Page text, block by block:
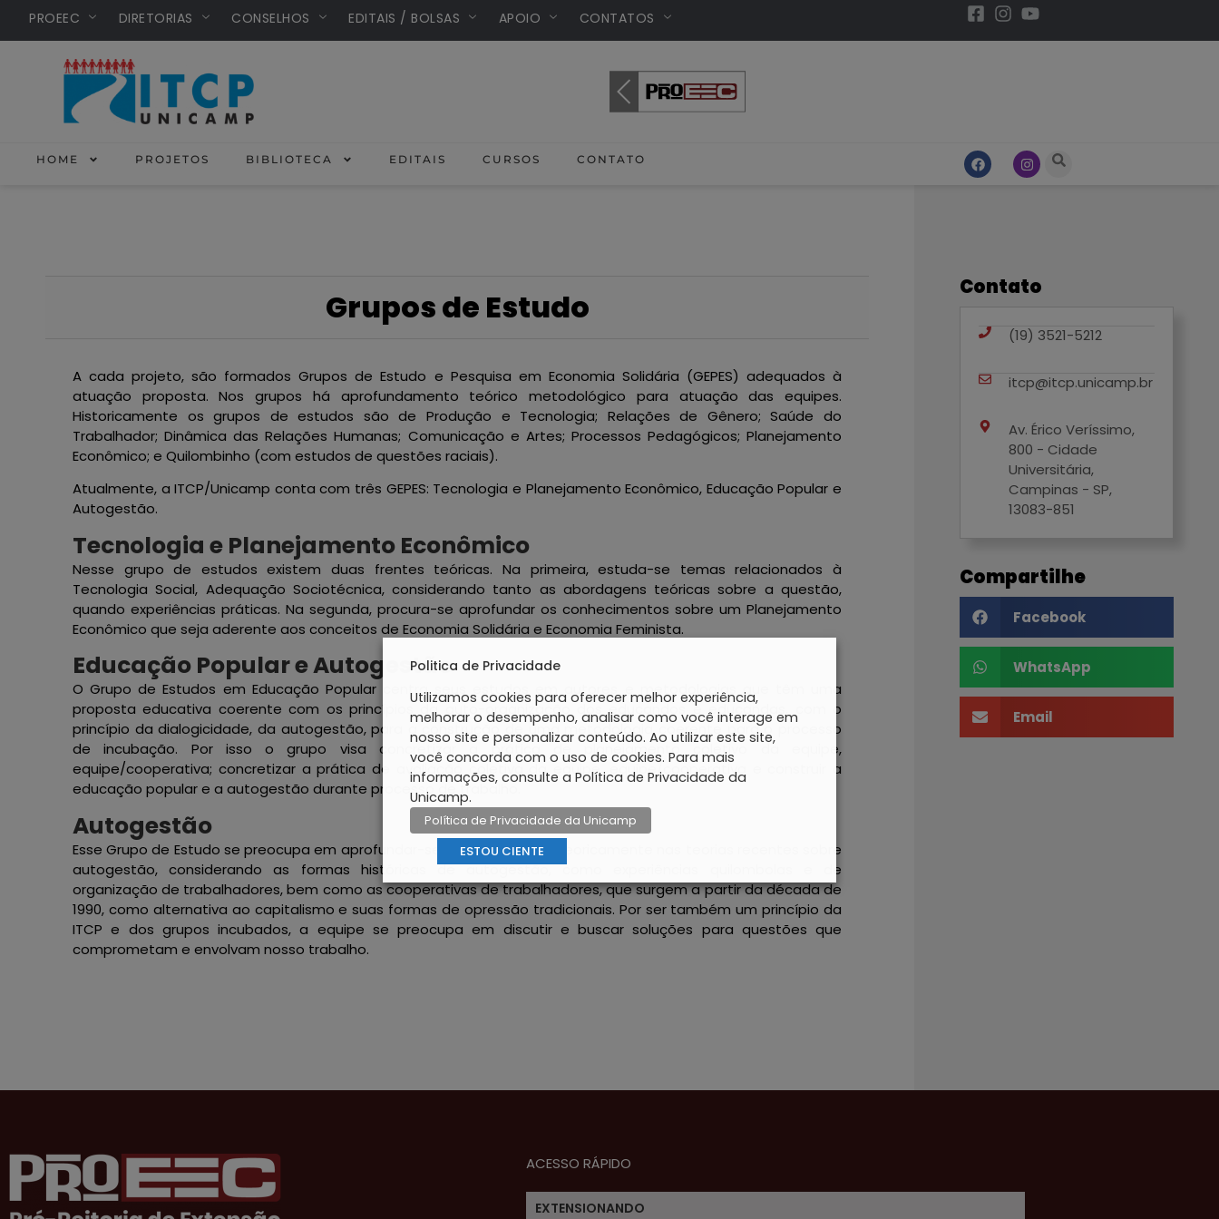
PROEEC DIRETORIAS CONSELHOS EDITAIS / BOLSAS APOIO CONTATOS
HOME PROJETOS BIBLIOTECA EDITAIS CURSOS CONTATO
Grupos de Estudo
A cada projeto, são formados Grupos de Estudo e Pesquisa em Economia Solidária (GEPES) adequados à
atuação proposta. Nos grupos há aprofundamento teórico metodológico para atuação das equipes.
Historicamente os grupos de estudos são de Produção e Tecnologia; Relações de Gênero; Saúde do
Trabalhador; Dinâmica das Relações Humanas; Comunicação e Artes; Processos Pedagógicos; Planejamento
Econômico; e Quilombinho (com estudos de questões raciais).
Atualmente, a ITCP/Unicamp conta com três GEPES: Tecnologia e Planejamento Econômico, Educação Popular e
Autogestão.
Tecnologia e Planejamento Econômico
Nesse grupo de estudos existem duas frentes teóricas. Na primeira, estuda-se temas relacionados à
Tecnologia Social, Adequação Sociotécnica, considerando tanto as abordagens teóricas sobre a questão,
quando experiências práticas. Na segunda, procura-se aprofundar os conhecimentos sobre um Planejamento
Econômico que seja aderente aos conceitos de Economia Solidária e Economia Feminista.
Educação Popular e Autogestão
O Grupo de Estudos em Educação Popular centra seus estudos em autores e metodologias que têm uma
proposta educativa coerente com os princípios da auto-organização dos educandos e educandas, com o
princípio da dialogicidade, da autogestão, para a construção de uma metodologia coerente para o processo
de incubação. Por isso o grupo visa concretizar a prática de planejamento coletivo da equipe,
equipe/cooperativa; concretizar a prática de avaliação coletiva da equipe, equipe/cooperativa e construir a
educação popular e a autogestão durante processo de trabalho.
Autogestão
Esse Grupo de Estudo se preocupa em aprofundar-se metodológica e teoricamente nas teorias recentes sobre
autogestão, considerando as formas históricas de autogestão, como experiências quilombolas e de
organização de trabalhadores, bem como as cooperativas de trabalhadores, que surgem a partir da década de
1990, como alternativa ao capitalismo e suas formas de opressão tradicionais. Por ser também um princípio da
ITCP e dos grupos incubados, a equipe se preocupa em discutir e buscar soluções para questões que
comprometam e envolvam nosso trabalho.
Contato
(19) 3521-5212
itcp@itcp.unicamp.br
Av. Érico Veríssimo,
800 - Cidade
Universitária,
Campinas - SP,
13083-851
Compartilhe
Facebook
WhatsApp
Email
ACESSO RÁPIDO
EXTENSIONANDO
Politica de Privacidade
Utilizamos cookies para oferecer melhor experiência,
melhorar o desempenho, analisar como você interage em
nosso site e personalizar conteúdo. Ao utilizar este site,
você concorda com o uso de cookies. Para mais
informações, consulte a Política de Privacidade da
Unicamp.
Política de Privacidade da Unicamp
ESTOU CIENTE